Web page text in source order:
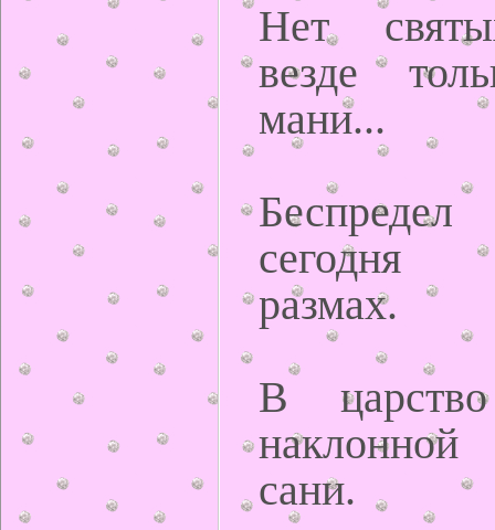
Нет
везде
мани...
сегодня
размах.
В
сани.